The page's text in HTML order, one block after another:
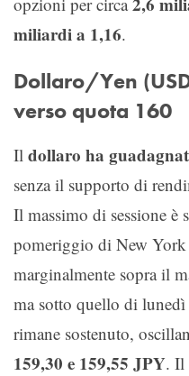
miliardi a 1,16.
Dollaro/Yen
verso quota 160
Il dollaro ha
senza il supporto di
Il massimo di sessione è
pomeriggio di New
marginalmente sopra il
ma sotto quello di
rimane sostenuto,
159,30 e 159,55 JPY. Il